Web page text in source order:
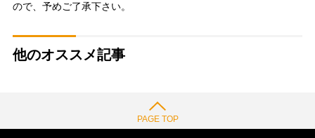
ので、予めご了承下さい。
他のオススメ記事
PAGE TOP